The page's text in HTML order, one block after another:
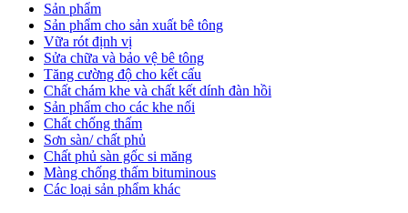
Sản phẩm
Sản phẩm cho sản xuất bê tông
Vữa rót định vị
Sửa chữa và bảo vệ bê tông
Tăng cường độ cho kết cấu
Chất chám khe và chất kết dính đàn hồi
Sản phẩm cho các khe nối
Chất chống thấm
Sơn sàn/ chất phủ
Chất phủ sàn gốc si măng
Màng chống thấm bituminous
Các loại sản phẩm khác